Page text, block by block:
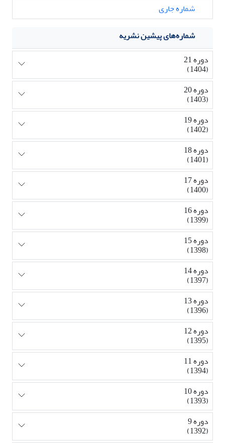
شماره جاری
شماره‌های پیشین نشریه
دوره 21
(1404)
دوره 20
(1403)
دوره 19
(1402)
دوره 18
(1401)
دوره 17
(1400)
دوره 16
(1399)
دوره 15
(1398)
دوره 14
(1397)
دوره 13
(1396)
دوره 12
(1395)
دوره 11
(1394)
دوره 10
(1393)
دوره 9
(1392)